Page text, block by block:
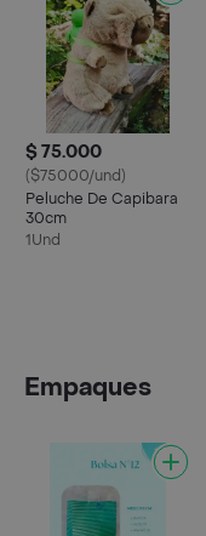
$ 75.000
($75000/und)
Peluche De Capibara
30cm
1Und
Empaques